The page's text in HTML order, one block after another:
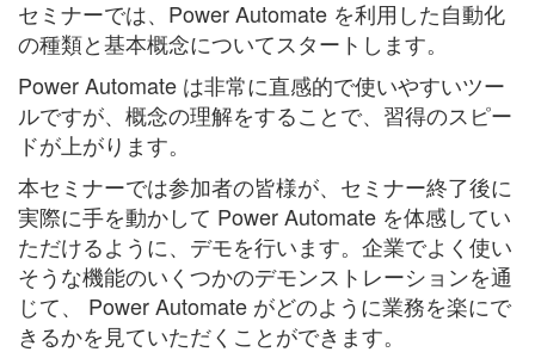
セミナーでは、Power Automate を利用した自動化
の種類と基本概念についてスタートします。
Power Automate は非常に直感的で使いやすいツー
ルですが、概念の理解をすることで、習得のスピー
ドが上がります。
本セミナーでは参加者の皆様が、セミナー終了後に
実際に手を動かして Power Automate を体感してい
ただけるように、デモを行います。企業でよく使い
そうな機能のいくつかのデモンストレーションを通
じて、 Power Automate がどのように業務を楽にで
きるかを見ていただくことができます。